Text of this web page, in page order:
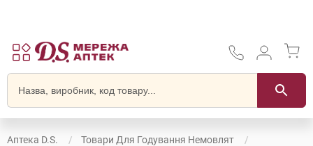
Аптека D.S.
Товари Для Годування Немовлят